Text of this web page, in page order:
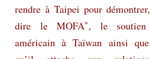
rendre à Taipei pour
dire le MOFA*, le soutien
américain à Taïwan ainsi que